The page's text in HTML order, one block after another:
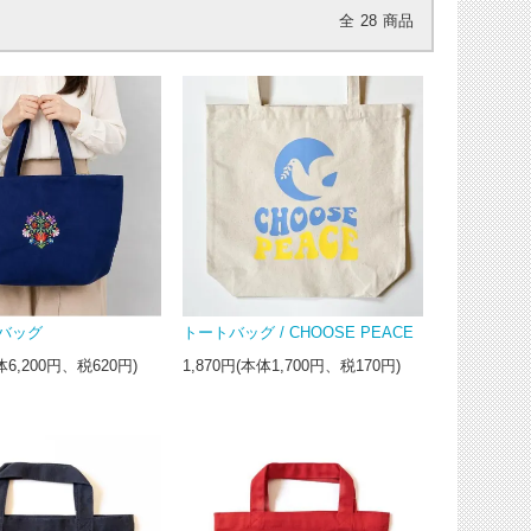
全 28 商品
ッグ
6,200円、税620円)
トートバッグ / CHOOSE PEACE
1,870円(本体1,700円、税170円)